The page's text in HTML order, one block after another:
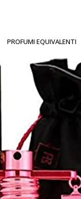
PROFUMI EQUIVALENTI